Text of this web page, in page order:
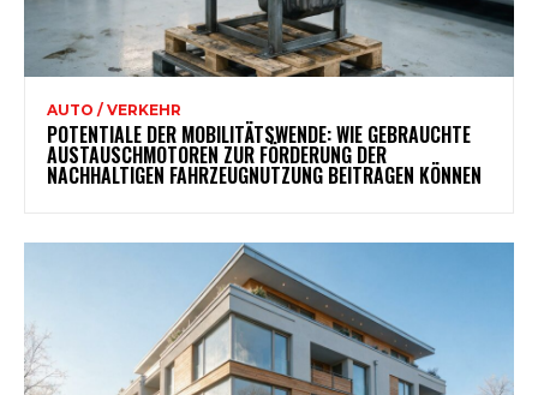
AUTO / VERKEHR
POTENTIALE DER MOBILITÄTSWENDE: WIE GEBRAUCHTE
AUSTAUSCHMOTOREN ZUR FÖRDERUNG DER
NACHHALTIGEN FAHRZEUGNUTZUNG BEITRAGEN KÖNNEN